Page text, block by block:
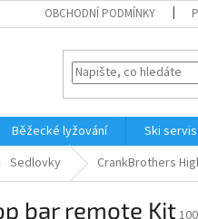
OBCHODNÍ PODMÍNKY
Běžecké lyžování Ski servis
Sedlovky CrankBrothers
bar remote Kit